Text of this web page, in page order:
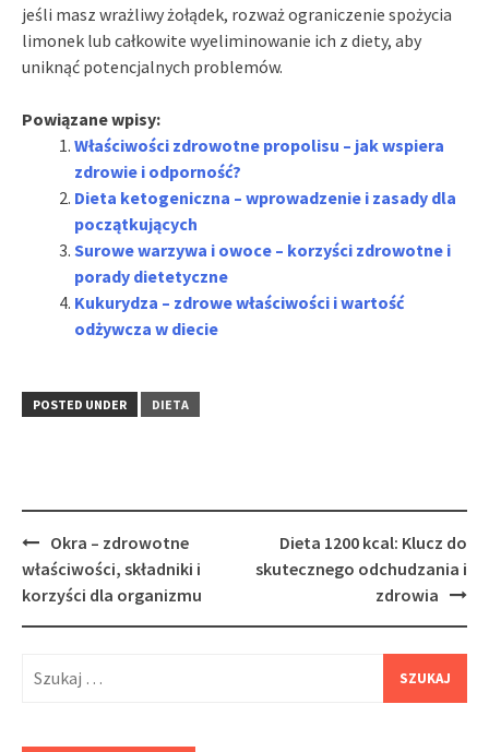
jeśli masz wrażliwy żołądek, rozważ ograniczenie spożycia
limonek lub całkowite wyeliminowanie ich z diety, aby
uniknąć potencjalnych problemów.
Powiązane wpisy:
Właściwości zdrowotne propolisu – jak wspiera
zdrowie i odporność?
Dieta ketogeniczna – wprowadzenie i zasady dla
początkujących
Surowe warzywa i owoce – korzyści zdrowotne i
porady dietetyczne
Kukurydza – zdrowe właściwości i wartość
odżywcza w diecie
POSTED UNDER DIETA
Post
navigation
Okra – zdrowotne
właściwości, składniki i
korzyści dla organizmu
Dieta 1200 kcal: Klucz do
skutecznego odchudzania i
zdrowia